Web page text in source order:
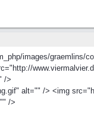
images/graemlins/
/>
alt="" /> <img
/>